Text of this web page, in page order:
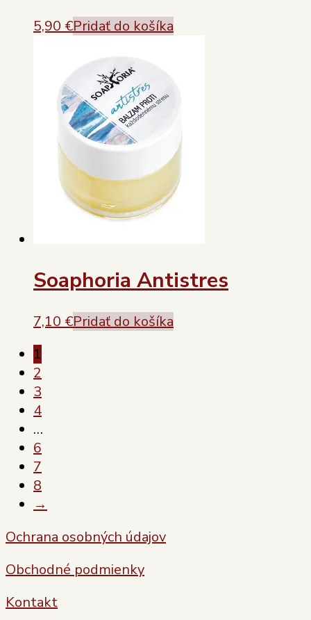
5,90 €Pridať do košíka
Soaphoria Antistres
7,10 €Pridať do košíka
1
2
3
4
…
6
7
8
→
Ochrana osobných údajov
Obchodné podmienky
Kontakt